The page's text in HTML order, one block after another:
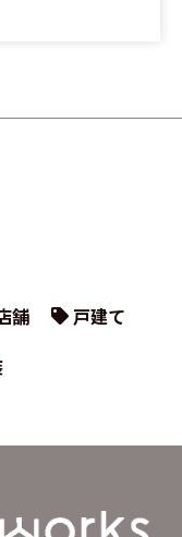
舗
戸建て